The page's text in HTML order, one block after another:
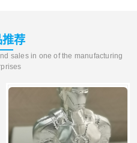
推荐
sales in one of the manufacturing